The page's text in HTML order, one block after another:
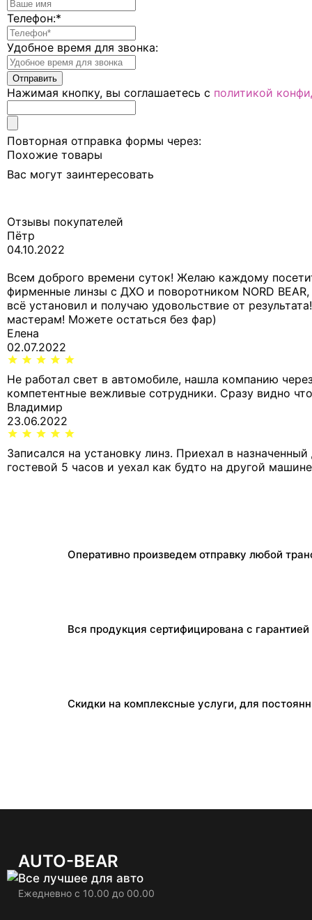
Телефон:*
Удобное время для звонка:
Нажимая кнопку, вы соглашаетесь с политикой
Повторная отправка формы через:
Похожие товары
Вас могут заинтересовать
Отзывы покупателей
Пётр
04.10.2022
Всем доброго времени суток! Желаю каждому
фирменные линзы с ДХО и поворотником NORD
всё установил и получаю удовольствие от
мастерам! Можете остаться без фар)
Елена
02.07.2022
Не работал свет в автомобиле, нашла компанию
компетентные вежливые сотрудники. Сразу видно
Владимир
23.06.2022
Записался на установку линз. Приехал в
гостевой 5 часов и уехал как будто на другой
Оперативно произведем отправку любой
Вся продукция сертифицирована с
Скидки на комплексные услуги, для
AUTO-BEAR
Все лучшее для авто
Ежедневно с 10.00 до 00.00